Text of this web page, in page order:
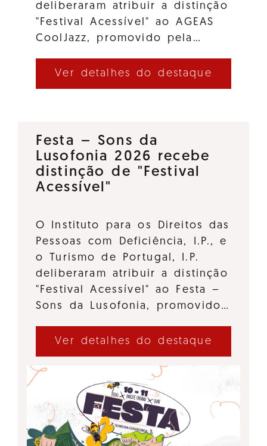
deliberaram atribuir a distinção
"Festival Acessível" ao AGEAS
CoolJazz, promovido pela…
Ver detalhes do destaque
Festa – Sons da
Lusofonia 2026 recebe
distinção de "Festival
Acessível"
O Instituto para os Direitos das
Pessoas com Deficiência, I.P., e
o Turismo de Portugal, I.P.
deliberaram atribuir a distinção
"Festival Acessível" ao Festa –
Sons da Lusofonia, promovido…
Ver detalhes do destaque